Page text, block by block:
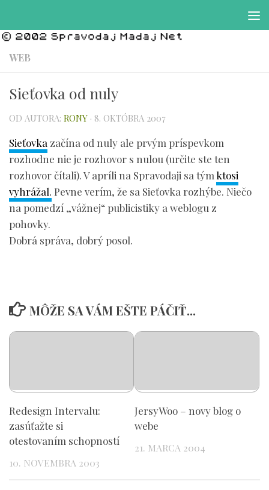
WEB
Sieťovka od nuly
OD AUTORA: RONY · 8. OKTÓBRA 2007
Sieťovka začína od nuly ale prvým príspevkom
rozhodne nie je rozhovor s nulou (určite ste ten
rozhovor čítali). V apríli na Spravodaji sa týmktosi
vyhrážal. Pevne verím, že sa Sieťovka rozhýbe. Niečo
na pomedzí „vážnej“ publicistiky a weblogu z
pohovky.
Dobrá správa, dobrý posol.
MÔŽE SA VÁM EŠTE PÁČIŤ...
Redesign Intervalu:
zasúťažte si
otestovaním schopností
10. NOVEMBRA 2003
JersyWoo – novy blog o
webe
21. MARCA 2004